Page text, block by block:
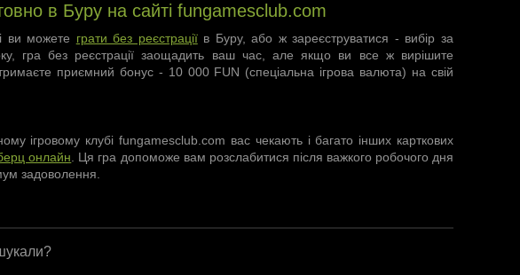
в Буру на сайті fungamesclub.com
ви можете грати без реєстраціїв Буру, або ж зареєструватися - вибір за
гра без реєстрації заощадить ваш час, але якщо ви все ж вирішите
приємний бонус - 10 000 FUN (спеціальна ігрова валюта) на свій
ігровому клубі fungamesclub.com вас чекають і багато інших карткових
онлайн . Ця гра допоможе вам розслабитися після важкого робочого дня
задоволення.